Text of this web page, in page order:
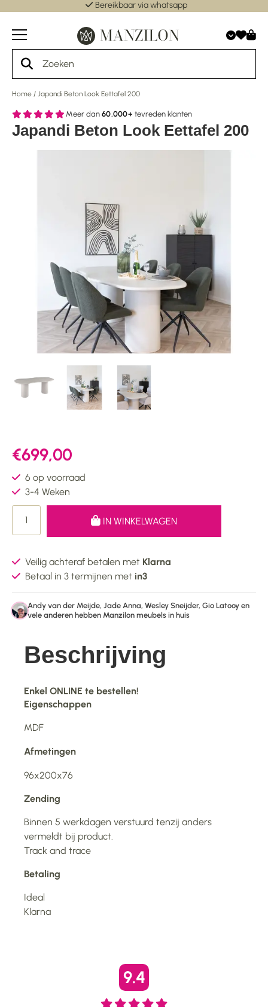
Bereikbaar via whatsapp
Home / Japandi Beton Look Eettafel 200
Meer dan 60.000+ tevreden klanten
Japandi Beton Look Eettafel 200
€699,00
6 op voorraad
3-4 Weken
IN WINKELWAGEN
Veilig achteraf betalen met Klarna
Betaal in 3 termijnen met in3
Andy van der Meijde, Jade Anna, Wesley Sneijder, Gio Latooy en
vele anderen hebben Manzilon meubels in huis
Beschrijving
Enkel ONLINE te bestellen!
Eigenschappen
MDF
Afmetingen
96x200x76
Zending
Binnen 5 werkdagen verstuurd tenzij anders
vermeldt bij product.
Track and trace
Betaling
Ideal
Klarna
9.4